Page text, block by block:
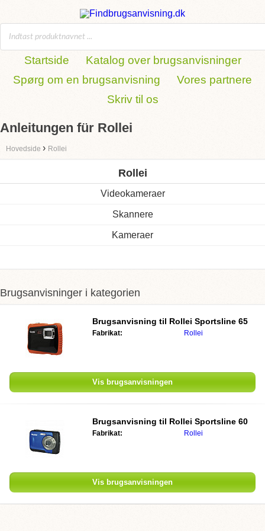
Startside
Katalog over brugsanvisninger
Spørg om en brugsanvisning
Vores partnere
Skriv til os
Anleitungen für Rollei
Hovedside › Rollei
Rollei
Videokameraer
Skannere
Kameraer
Brugsanvisninger i kategorien
Brugsanvisning til Rollei Sportsline 65
Fabrikat: Rollei
Vis brugsanvisningen
Brugsanvisning til Rollei Sportsline 60
Fabrikat: Rollei
Vis brugsanvisningen